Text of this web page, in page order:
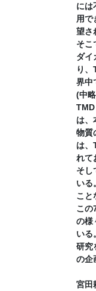
には
用で
望さ
そこ
ダイ
り
界中
(中
は、
物質
は、
れて
そし
いる
こと
この
の様
いる
研究
の企
宮田